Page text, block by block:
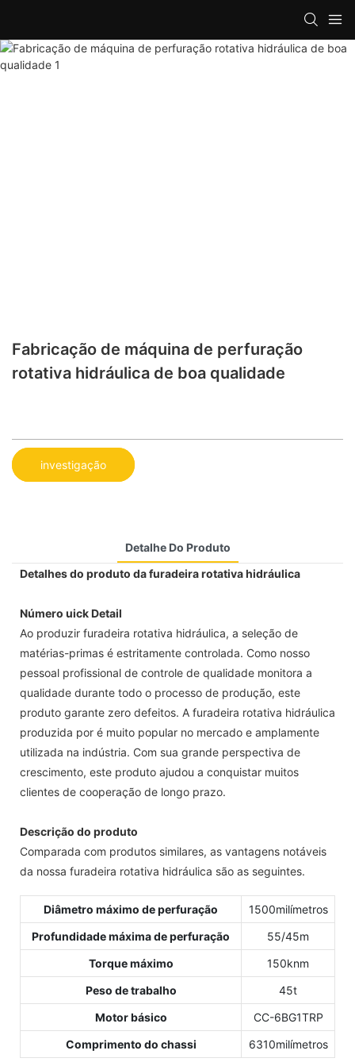
Fabricação de máquina de perfuração
rotativa hidráulica de boa qualidade
investigação
Detalhe Do Produto
Detalhes do produto da furadeira rotativa hidráulica
Número uick Detail
Ao produzir furadeira rotativa hidráulica, a seleção de
matérias-primas é estritamente controlada. Como nosso
pessoal profissional de controle de qualidade monitora a
qualidade durante todo o processo de produção, este
produto garante zero defeitos. A furadeira rotativa hidráulica
produzida por é muito popular no mercado e amplamente
utilizada na indústria. Com sua grande perspectiva de
crescimento, este produto ajudou a conquistar muitos
clientes de cooperação de longo prazo.
Descrição do produto
Comparada com produtos similares, as vantagens notáveis ​​
da nossa furadeira rotativa hidráulica são as seguintes.
Diâmetro máximo de perfuração
1500milímetros
Profundidade máxima de perfuração
55/45m
Torque máximo
150knm
Peso de trabalho
45t
Motor básico
CC-6BG1TRP
Comprimento do chassi
6310milímetros